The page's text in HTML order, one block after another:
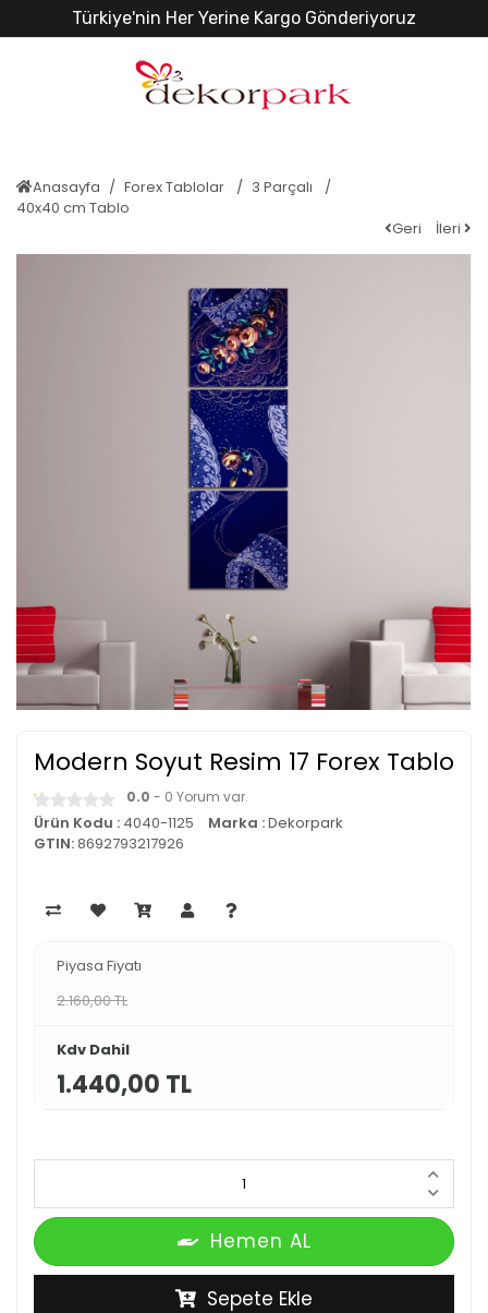
Türkiye'nin Her Yerine Kargo Gönderiyoruz
Anasayfa Forex Tablolar
3 Parçalı
40x40 cm Tablo
Geri
İleri
Modern Soyut Resim 17 Forex Tablo
0.0 - 0 Yorum var.
Ürün Kodu : 4040-1125 Marka :Dekorpark
GTIN:8692793217926
Piyasa Fiyatı
2.160,00 TL
Kdv Dahil
1.440,00 TL
Hemen AL
Sepete Ekle